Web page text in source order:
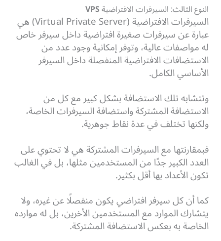
النوع الثالث: السيرفرات الافتراضيةVPS
السيرفرات الافتراضية (Virtual Private Server) هي
عبارة عن سيرفرات صغيرة افتراضية داخل سيرفر خاص
له مواصفات عالية، وتوفر إمكانية وجود عدد من
الاستضافات الافتراضية المنفصلة داخل السيرفر
الأساسي الكامل.
وتتشابه تلك الاستضافة بشكل كبير مع كل من
الاستضافة المشتركة واستضافة السيرفرات الخاصة،
ولكنها تختلف في عدة نقاط جوهرية.
فبمقارنتها مع السيرفرات المشتركة هي لا تحتوي على
العدد الكبير جدًا من المستخدمين مثلها، بل في الغالب
تكون الأعداد بها أقل بكثير.
كما أن كل سيرفر افتراضي يكون منفصلًا عن غيره، ولا
يتشارك الموارد مع المستخدمين الأخرين، بل له موارده
الخاصة به بعكس الاستضافة المشتركة.